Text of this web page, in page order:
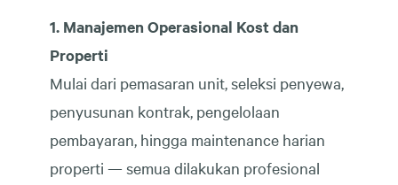
1. Manajemen Operasional Kost dan
Properti
Mulai dari pemasaran unit, seleksi penyewa,
penyusunan kontrak, pengelolaan
pembayaran, hingga maintenance harian
properti — semua dilakukan profesional